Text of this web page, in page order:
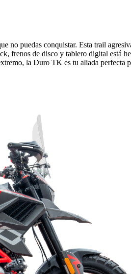
no puedas conquistar. Esta trail
frenos de disco y tablero digital está
la Duro TK es tu aliada perfecta